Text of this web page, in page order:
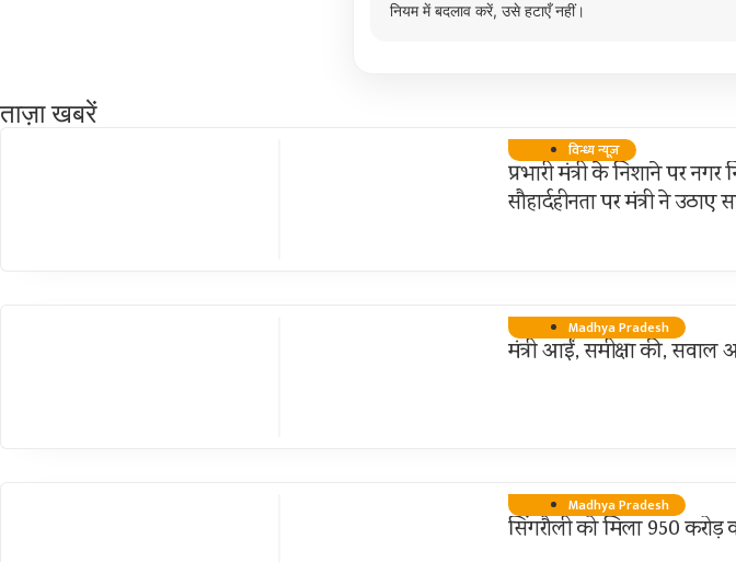
नियम में बदलाव करें, उसे हटाएँ नहीं।
ताज़ा खबरें
विन्ध्य न्यूज़
प्रभारी मंत्री के निशाने पर
सौहार्दहीनता पर मंत्री ने उठाए
Madhya Pradesh
मंत्री आईं, समीक्षा की,
Madhya Pradesh
सिंगरौली को मिला 950